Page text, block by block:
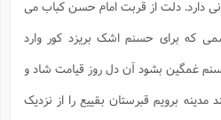
دارد. دلت از قربت امام حسن کباب می
آن چشمی که برای حسنم اشک بریزد کور وارد
غمگین بشود آن دل روز قیامت شاد و
برویم قبرستان بقییع را از نزدیک